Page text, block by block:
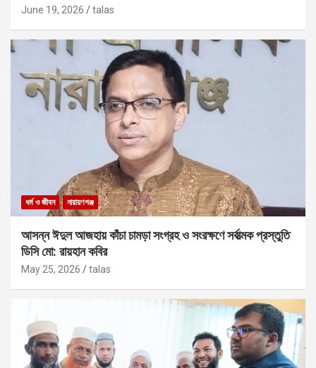
June 19, 2026 talas
ধর্ম ও জীবন নারায়ণগঞ্জ
আসন্ন ঈদুল আজহায় কাঁচা চামড়া সংগ্রহ ও সংরক্ষণে সর্বাত্মক প্রস্তুতি
ডিসি মো: রায়হান কবির
May 25, 2026 talas